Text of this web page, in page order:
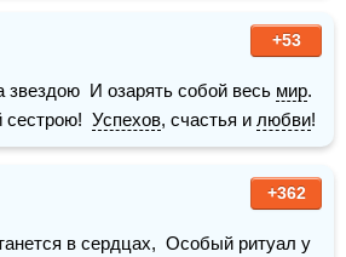
+53
звездою  И озарять собой весь мир.
сестрою! Успехов, счастья и любви!
+362
в сердцах,  Особый ритуал у